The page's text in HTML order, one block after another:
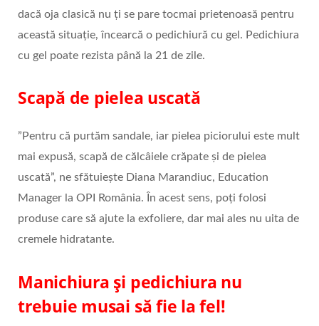
dacă oja clasică nu ți se pare tocmai prietenoasă pentru
această situație, încearcă o pedichiură cu gel. Pedichiura
cu gel poate rezista până la 21 de zile.
Scapă de pielea uscată
”Pentru că purtăm sandale, iar pielea piciorului este mult
mai expusă, scapă de călcâiele crăpate și de pielea
uscată”, ne sfătuiește Diana Marandiuc, Education
Manager la OPI România. În acest sens, poți folosi
produse care să ajute la exfoliere, dar mai ales nu uita de
cremele hidratante.
Manichiura și pedichiura nu
trebuie musai să fie la fel!